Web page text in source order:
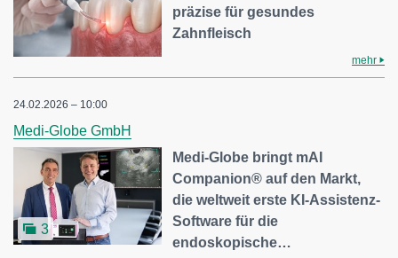
präzise für gesundes
Zahnfleisch
mehr
24.02.2026 – 10:00
Medi-Globe GmbH
3
Medi-Globe bringt mAI
Companion® auf den Markt,
die weltweit erste KI‑Assistenz-
Software für die
endoskopische…